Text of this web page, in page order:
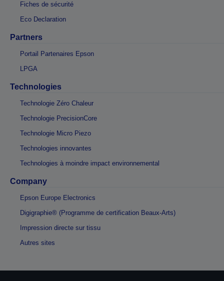
Fiches de sécurité
Eco Declaration
Partners
Portail Partenaires Epson
LPGA
Technologies
Technologie Zéro Chaleur
Technologie PrecisionCore
Technologie Micro Piezo
Technologies innovantes
Technologies à moindre impact environnemental
Company
Epson Europe Electronics
Digigraphie® (Programme de certification Beaux-Arts)
Impression directe sur tissu
Autres sites